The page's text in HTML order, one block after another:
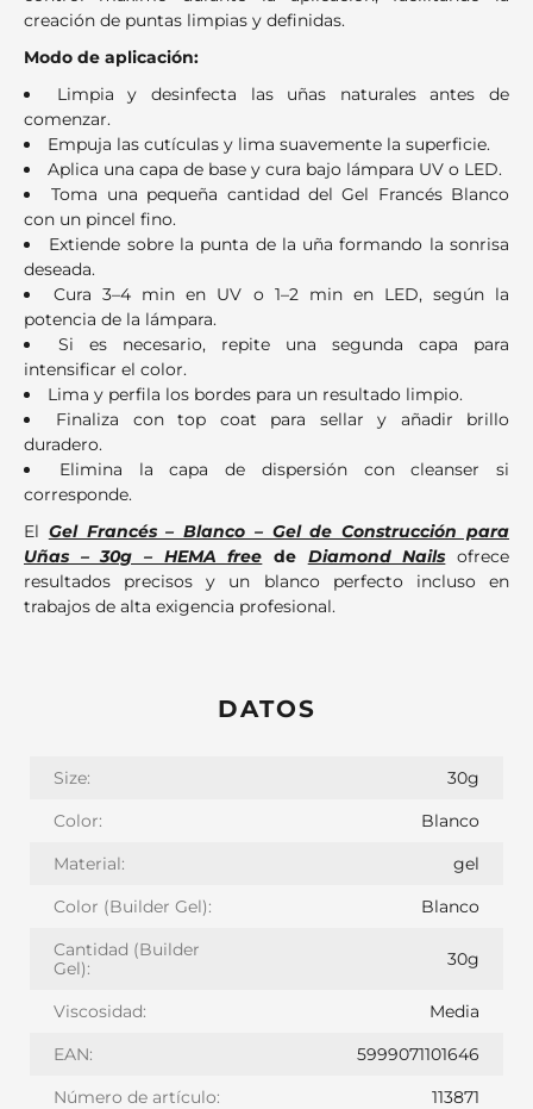
creación de puntas limpias y definidas.
Modo de aplicación:
Limpia y desinfecta las uñas naturales antes de
comenzar.
Empuja las cutículas y lima suavemente la superficie.
Aplica una capa de base y cura bajo lámpara UV o LED.
Toma una pequeña cantidad del Gel Francés Blanco
con un pincel fino.
Extiende sobre la punta de la uña formando la sonrisa
deseada.
Cura 3–4 min en UV o 1–2 min en LED, según la
potencia de la lámpara.
Si es necesario, repite una segunda capa para
intensificar el color.
Lima y perfila los bordes para un resultado limpio.
Finaliza con top coat para sellar y añadir brillo
duradero.
Elimina la capa de dispersión con cleanser si
corresponde.
El Gel Francés – Blanco – Gel de Construcción para
Uñas – 30g – HEMA free de Diamond Nails ofrece
resultados precisos y un blanco perfecto incluso en
trabajos de alta exigencia profesional.
DATOS
Size:
30g
Color:
Blanco
Material:
gel
Color (Builder Gel):
Blanco
Cantidad (Builder
Gel):
30g
Viscosidad:
Media
EAN:
5999071101646
Número de artículo:
113871